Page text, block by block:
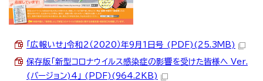
「広報いせ」令和2（2020）年9月1日号 (PDF)(25.3MB)
保存版「新型コロナウイルス感染症の影響を受けた皆様へ Ver.
(バージョン)4」 (PDF)(964.2KB)